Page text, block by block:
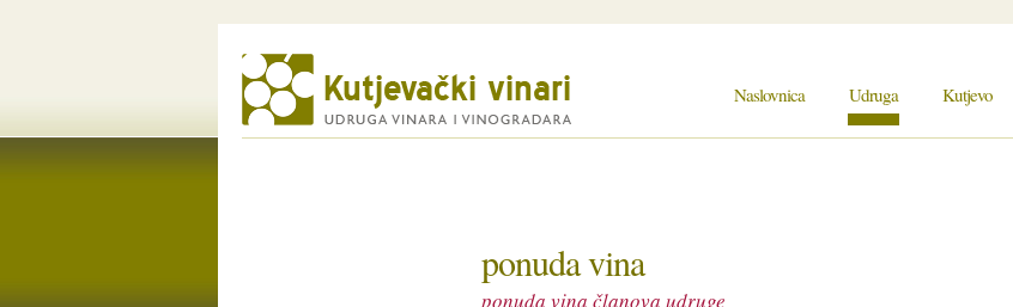
Naslovnica Udruga Kutjevo
ponuda vina
ponuda vina članova udruge